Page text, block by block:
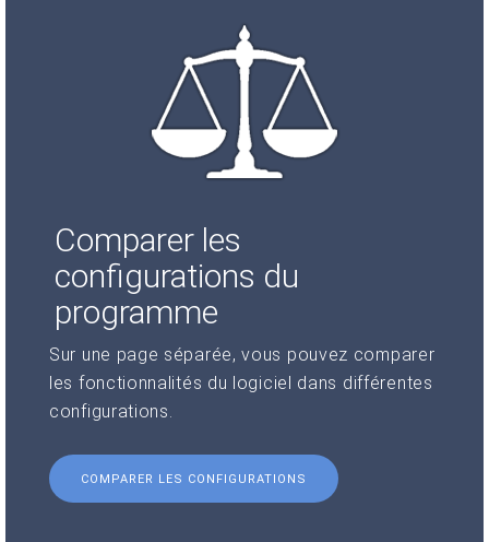
Comparer les
configurations du
programme
Sur une page séparée, vous pouvez comparer
les fonctionnalités du logiciel dans différentes
configurations.
COMPARER LES CONFIGURATIONS